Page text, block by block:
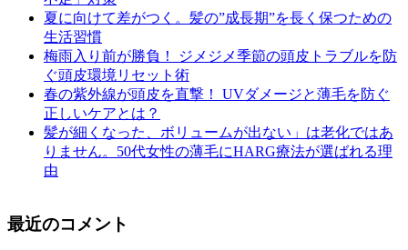
夏に向けて差がつく。髪の”成長期”を長く保つための
生活習慣
梅雨入り前が勝負！ ジメジメ季節の頭皮トラブルを防
ぐ頭皮環境リセット術
春の紫外線が頭皮を直撃！ UVダメージと薄毛を防ぐ
正しいケアとは？
髪が細くなった、ボリュームが出ない」は老化ではあ
りません。50代女性の薄毛にHARG療法が選ばれる理
由
最近のコメント